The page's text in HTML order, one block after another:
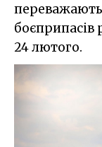
боєприпасів
24 лютого.